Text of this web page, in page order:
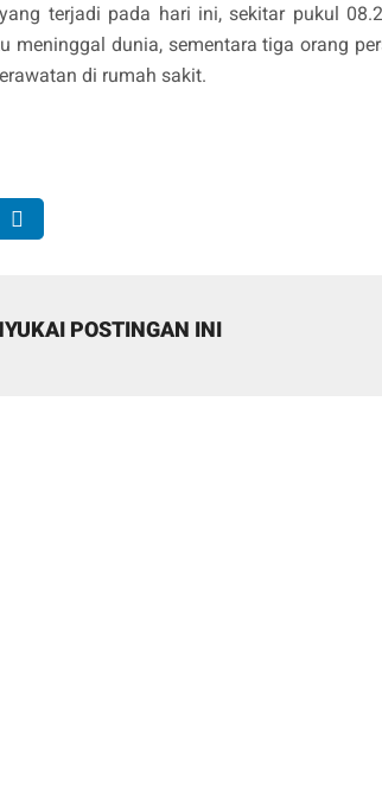
terjadi pada hari ini, sekitar pukul
meninggal dunia, sementara tiga orang
di rumah sakit.
POSTINGAN INI